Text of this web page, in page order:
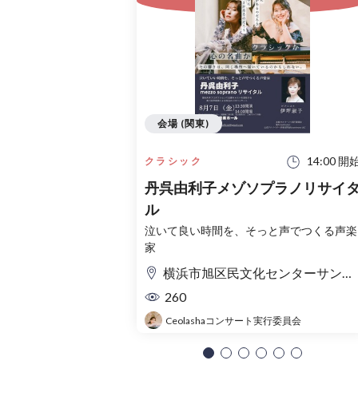
クラシック 14:00 開
丹呉由利子メゾソプラノリサイ
ル
泣いて良い時間を、そっと声でつくる声楽
家
横浜市旭区民文化センターサンハート 音楽ホール
260
Ceolashaコンサート実行委員会
会場 (関東)